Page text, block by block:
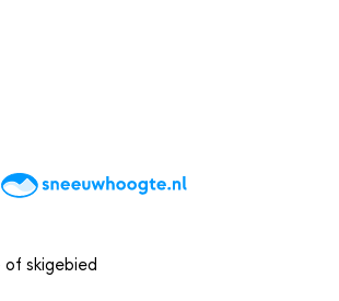
WintersportweerKaarten